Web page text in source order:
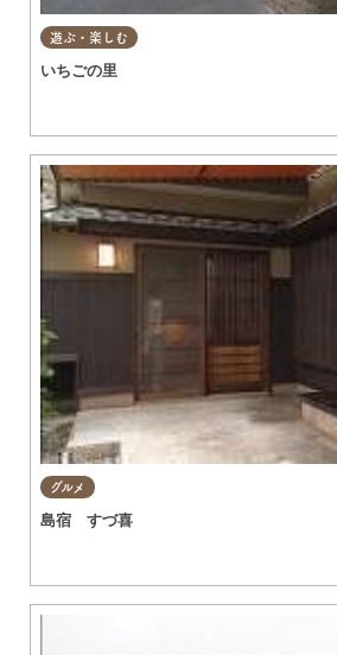
遊ぶ・楽しむ
いちごの里
グルメ
島宿 すづ喜